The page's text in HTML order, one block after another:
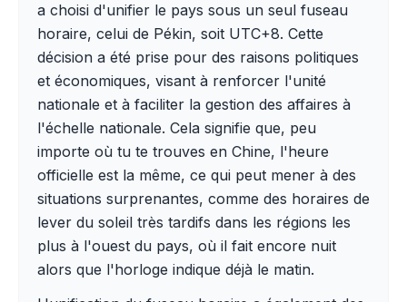
a choisi d'unifier le pays sous un seul fuseau
horaire, celui de Pékin, soit UTC+8. Cette
décision a été prise pour des raisons politiques
et économiques, visant à renforcer l'unité
nationale et à faciliter la gestion des affaires à
l'échelle nationale. Cela signifie que, peu
importe où tu te trouves en Chine, l'heure
officielle est la même, ce qui peut mener à des
situations surprenantes, comme des horaires de
lever du soleil très tardifs dans les régions les
plus à l'ouest du pays, où il fait encore nuit
alors que l'horloge indique déjà le matin.